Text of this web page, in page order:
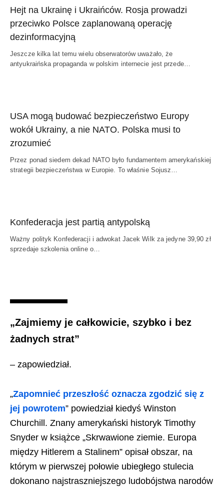
Hejt na Ukrainę i Ukraińców. Rosja prowadzi
przeciwko Polsce zaplanowaną operację
dezinformacyjną
Jeszcze kilka lat temu wielu obserwatorów uważało, że
antyukraińska propaganda w polskim internecie jest przede…
USA mogą budować bezpieczeństwo Europy
wokół Ukrainy, a nie NATO. Polska musi to
zrozumieć
Przez ponad siedem dekad NATO było fundamentem amerykańskiej
strategii bezpieczeństwa w Europie. To właśnie Sojusz…
Konfederacja jest partią antypolską
Ważny polityk Konfederacji i adwokat Jacek Wilk za jedyne 39,90 zł
sprzedaje szkolenia online o…
„Zajmiemy je całkowicie, szybko i bez
żadnych strat”
– zapowiedział.
„Zapomnieć przeszłość oznacza zgodzić się z
jej powrotem” powiedział kiedyś Winston
Churchill. Znany amerykański historyk Timothy
Snyder w książce „Skrwawione ziemie. Europa
między Hitlerem a Stalinem” opisał obszar, na
którym w pierwszej połowie ubiegłego stulecia
dokonano najstraszniejszego ludobójstwa narodów